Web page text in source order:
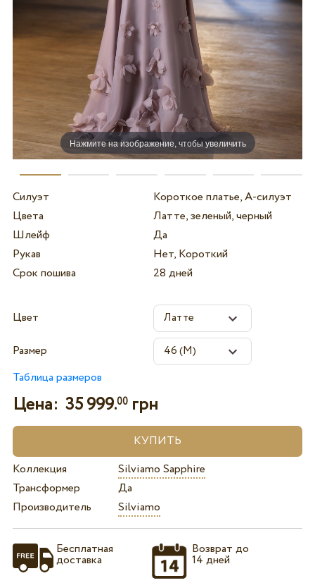
Нажмите на изображение, чтобы увеличить
Силуэт
Короткое платье, А-силуэт
Цвета
Латте, зеленый, черный
Шлейф
Да
Рукав
Нет, Короткий
Срок пошива
28 дней
Цвет
Размер
Таблица размеров
Цена: 35 999.00грн
Коллекция
Silviamo Sapphire
Трансформер
Да
Производитель
Silviamo
Бесплатная
доставка
Возврат до
14 дней